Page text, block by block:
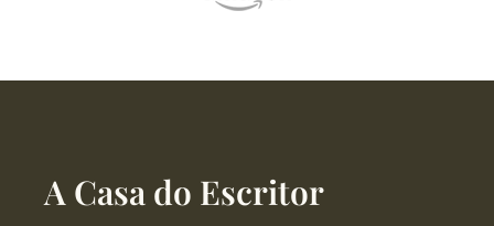
A Casa do Escritor